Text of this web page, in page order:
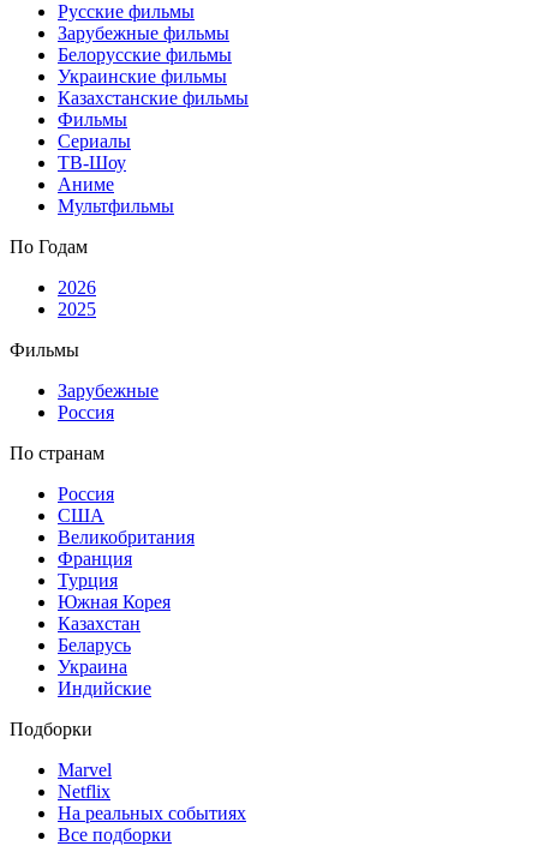
Русские фильмы
Зарубежные фильмы
Белорусские фильмы
Украинские фильмы
Казахстанские фильмы
Фильмы
Сериалы
ТВ-Шоу
Аниме
Мультфильмы
По Годам
2026
2025
Фильмы
Зарубежные
Россия
По странам
Россия
США
Великобритания
Франция
Турция
Южная Корея
Казахстан
Беларусь
Украина
Индийские
Подборки
Marvel
Netflix
На реальных событиях
Все подборки